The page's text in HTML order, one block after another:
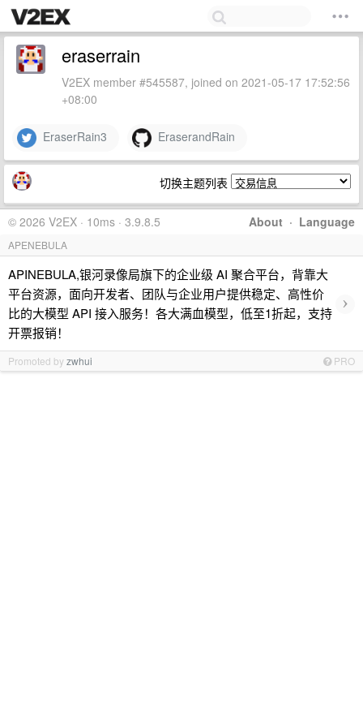
eraserrain
V2EX member #545587, joined on 2021-05-17 17:52:56
+08:00
EraserRain3 EraserandRain
切换主题列表
About · Language
© 2026 V2EX · 10ms · 3.9.8.5
APENEBULA
APINEBULA,银河录像局旗下的企业级 AI 聚合平台，背靠大
平台资源，面向开发者、团队与企业用户提供稳定、高性价
比的大模型 API 接入服务！各大满血模型，低至1折起，支持
开票报销！
›
Promoted byzwhui PRO